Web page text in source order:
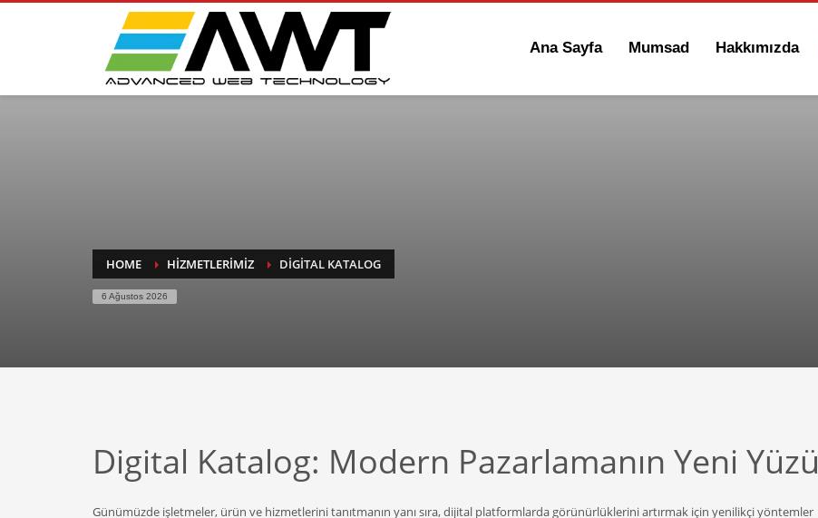
Ana Sayfa Mumsad Hakkımızda
HOME HIZMETLERIMIZ DIGITAL KATALOG
6 Ağustos 2026
Digital Katalog: Modern Pazarlamanın Yeni Yüzü
Günümüzde işletmeler, ürün ve hizmetlerini tanıtmanın yanı sıra, dijital platformlarda görünürlüklerini artırmak için yenilikçi yöntemler